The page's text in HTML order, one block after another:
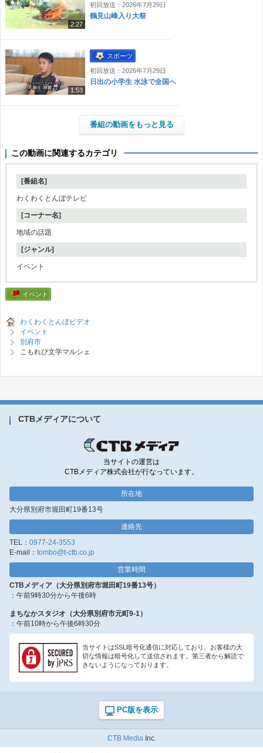
2:27
初回放送：2026年7月29日
鶴見山峰入り大祭
1:53
スポーツ
初回放送：2026年7月29日
日出の小学生 水泳で全国へ
番組の動画をもっと見る
この動画に関連するカテゴリ
[番組名]
わくわくとんぼテレビ
[コーナー名]
地域の話題
[ジャンル]
イベント
イベント
わくわくとんぼビデオ
イベント
別府市
こもれび文学マルシェ
CTBメディアについて
当サイトの運営は
CTBメディア株式会社が行なっています。
所在地
大分県別府市堀田町19番13号
連絡先
TEL： 0977-24-3553
E-mail： tombo@t-ctb.co.jp
営業時間
CTBメディア（大分県別府市堀田町19番13号）
：午前9時30分から午後6時
まちなかスタジオ（大分県別府市元町9-1）
：午前10時から午後6時30分
当サイトはSSL暗号化通信に対応しており、お客様の大
切な情報は暗号化して送信されます。第三者から解読で
きないようになっております。
CTB MediaInc.